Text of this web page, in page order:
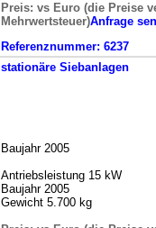
Preis: vs Euro (die Preise
Mehrwertsteuer)Anfrage
Referenznummer: 6237
stationäre Siebanlagen
Baujahr 2005
Antriebsleistung 15 kW
Baujahr 2005
Gewicht 5.700 kg